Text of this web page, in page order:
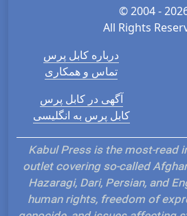
© 2004 -
All Rights
درباره کابل پرس
تماس و همکاری
آگهی در کابل پرس
کابل پرس به انگلیسی
Kabul Press is the most-read
outlet covering so-called
Hazaragi, Dari, Persian, and
human rights, freedom of